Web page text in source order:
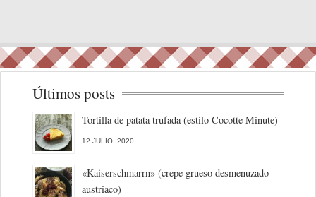
Últimos posts
Tortilla de patata trufada (estilo Cocotte Minute)
12 JULIO, 2020
«Kaiserschmarrn» (crepe grueso desmenuzado
austriaco)